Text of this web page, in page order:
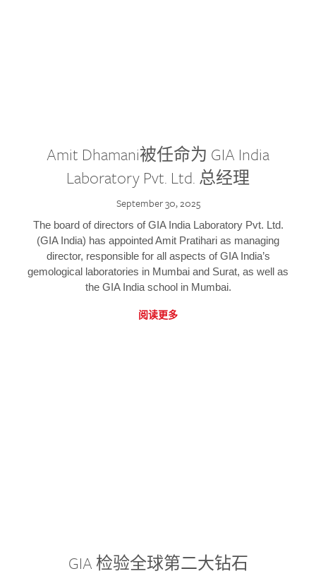
Amit Dhamani被任命为 GIA India
Laboratory Pvt. Ltd. 总经理
September 30, 2025
The board of directors of GIA India Laboratory Pvt. Ltd.
(GIA India) has appointed Amit Pratihari as managing
director, responsible for all aspects of GIA India’s
gemological laboratories in Mumbai and Surat, as well as
the GIA India school in Mumbai.
阅读更多
GIA 检验全球第二大钻石